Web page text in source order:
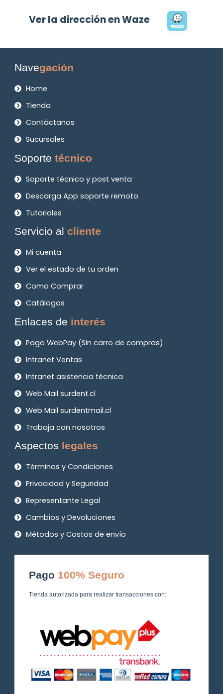
Ver la dirección en Waze
Navegación
Home
Tienda
Contáctanos
Sucursales
Soportetécnico
Soporte técnico y post venta
Descarga App soporte remoto
Tutoriales
Servicio alcliente
Mi cuenta
Ver el estado de tu orden
Como Comprar
Catálogos
Enlaces de interés
Pago WebPay (Sin carro de compras)
Intranet Ventas
Intranet asistencia técnica
Web Mail surdent.cl
Web Mail surdentmail.cl
Trabaja con nosotros
Aspectos legales
Términos y Condiciones
Privacidad y Seguridad
Representante Legal
Cambios y Devoluciones
Métodos y Costos de envío
Pago 100% Seguro
Tienda autorizada para realizar transacciones con: